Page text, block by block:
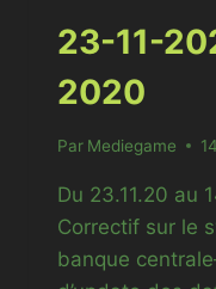
23-11-
2020
Par Mediegame
Du 23.11.20 au
Correctif sur le
banque